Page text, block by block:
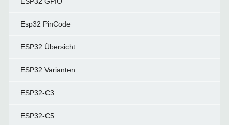
Esp32 PinCode
ESP32 Übersicht
ESP32 Varianten
ESP32-C3
ESP32-C5